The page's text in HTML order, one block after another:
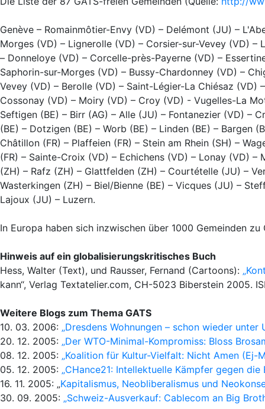
Genève – Romainmôtier-Envy (VD) – Delémont (JU) –
Morges (VD) – Lignerolle (VD) – Corsier-sur-Vevey (VD) –
– Donneloye (VD) – Corcelle-près-Payerne (VD) –
Saphorin-sur-Morges (VD) – Bussy-Chardonney (VD) –
Vevey (VD) – Berolle (VD) – Saint-Légier-La Chiésaz (VD)
Cossonay (VD) – Moiry (VD) – Croy (VD) - Vugelles-La
Seftigen (BE) – Birr (AG) – Alle (JU) – Fontanezier (VD) –
(BE) – Dotzigen (BE) – Worb (BE) – Linden (BE) – Bargen
Châtillon (FR) – Plaffeien (FR) – Stein am Rhein (SH) –
(FR) – Sainte-Croix (VD) – Echichens (VD) – Lonay (VD)
(ZH) – Rafz (ZH) – Glattfelden (ZH) – Courtételle (JU) –
Wasterkingen (ZH) – Biel/Bienne (BE) – Vicques (JU) –
Lajoux (JU) – Luzern.
In Europa haben sich inzwischen über 1000 Gemeinden
Hinweis auf ein globalisierungskritisches Buch
Hess, Walter (Text), und Rausser, Fernand (Cartoons):
kann“, Verlag Textatelier.com, CH-5023 Biberstein 2005.
Weitere Blogs zum Thema GATS
10. 03. 2006: „Dresdens Wohnungen – schon wieder unter
20. 12. 2005: „Der WTO-Minimal-Kompromiss: Bloss
08. 12. 2005: „Koalition für Kultur-Vielfalt: Nicht Amen (Ej-
05. 12. 2005: „CHance21: Intellektuelle Kämpfer gegen die
16. 11. 2005: „Kapitalismus, Neobliberalismus und
30. 09. 2005: „Schweiz-Ausverkauf: Cablecom an Big